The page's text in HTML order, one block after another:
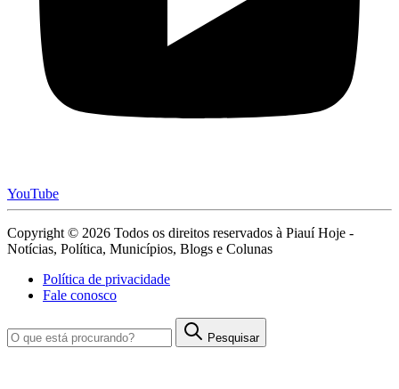
YouTube
Copyright © 2026 Todos os direitos reservados à Piauí Hoje -
Notícias, Política, Municípios, Blogs e Colunas
Política de privacidade
Fale conosco
Pesquisar